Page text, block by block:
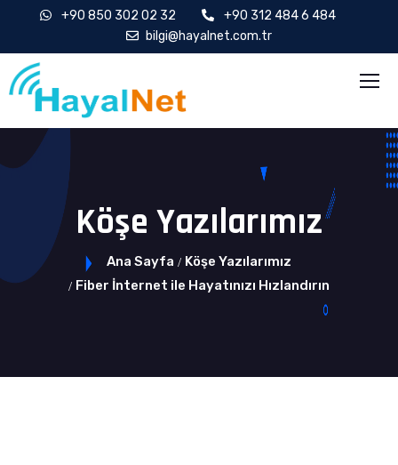
+90 850 302 02 32
+90 312 484 6 484
bilgi@hayalnet.com.tr
Köşe Yazılarımız
Ana Sayfa
Köşe Yazılarımız
Fiber İnternet ile Hayatınızı Hızlandırın